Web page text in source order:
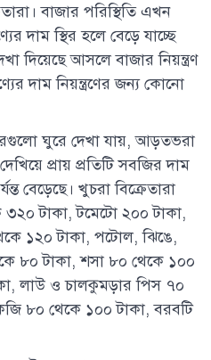
বাজার পরিস্থিতি এখন
দাম স্থির হলে বেড়ে যাচ্ছে
দিয়েছে আসলে বাজার নিয়ন্ত্রণ
দাম নিয়ন্ত্রণের জন্য কোনো
ঘুরে দেখা যায়, আড়তভরা
প্রায় প্রতিটি সবজির দাম
বেড়েছে। খুচরা বিক্রেতারা
টাকা, টমেটো ২০০ টাকা,
১২০ টাকা, পটোল, ঝিঙে,
৮০ টাকা, শসা ৮০ থেকে ১০০
লাউ ও চালকুমড়ার পিস ৭০
৮০ থেকে ১০০ টাকা, বরবটি